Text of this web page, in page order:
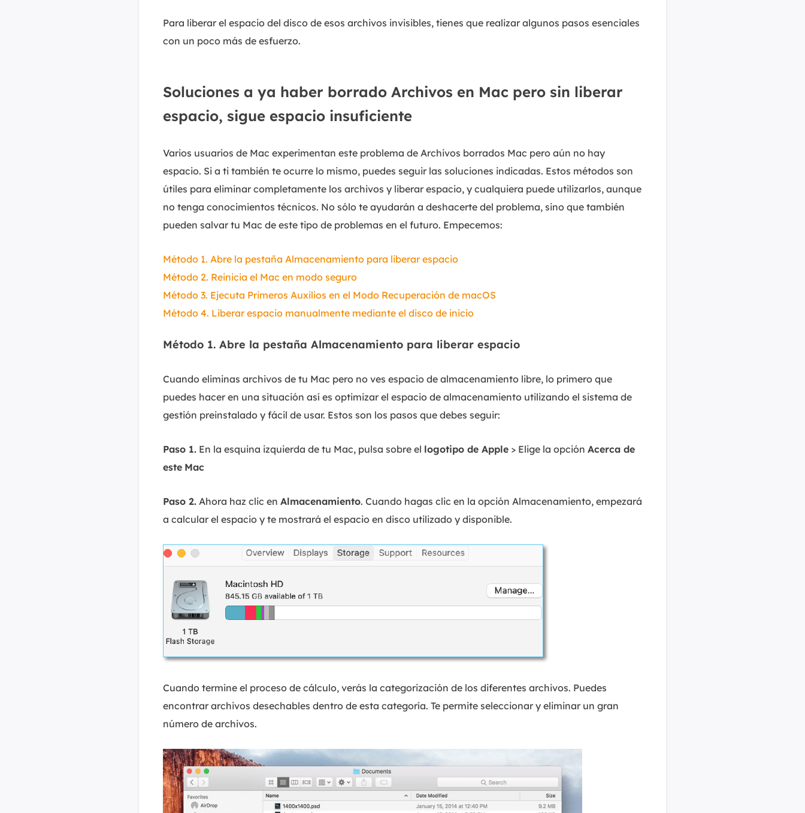
Para liberar el espacio del disco de esos archivos invisibles, tienes que realizar algunos pasos esenciales
con un poco más de esfuerzo.
Soluciones a ya haber borrado Archivos en Mac pero sin liberar
espacio, sigue espacio insuficiente
Varios usuarios de Mac experimentan este problema de Archivos borrados Mac pero aún no hay
espacio. Si a ti también te ocurre lo mismo, puedes seguir las soluciones indicadas. Estos métodos son
útiles para eliminar completamente los archivos y liberar espacio, y cualquiera puede utilizarlos, aunque
no tenga conocimientos técnicos. No sólo te ayudarán a deshacerte del problema, sino que también
pueden salvar tu Mac de este tipo de problemas en el futuro. Empecemos:
Método 1. Abre la pestaña Almacenamiento para liberar espacio
Método 2. Reinicia el Mac en modo seguro
Método 3. Ejecuta Primeros Auxilios en el Modo Recuperación de macOS
Método 4. Liberar espacio manualmente mediante el disco de inicio
Método 1. Abre la pestaña Almacenamiento para liberar espacio
Cuando eliminas archivos de tu Mac pero no ves espacio de almacenamiento libre, lo primero que
puedes hacer en una situación así es optimizar el espacio de almacenamiento utilizando el sistema de
gestión preinstalado y fácil de usar. Estos son los pasos que debes seguir:
Paso 1. En la esquina izquierda de tu Mac, pulsa sobre el logotipo de Apple > Elige la opción Acerca de
este Mac
Paso 2. Ahora haz clic en Almacenamiento. Cuando hagas clic en la opción Almacenamiento, empezará
a calcular el espacio y te mostrará el espacio en disco utilizado y disponible.
Cuando termine el proceso de cálculo, verás la categorización de los diferentes archivos. Puedes
encontrar archivos desechables dentro de esta categoría. Te permite seleccionar y eliminar un gran
número de archivos.